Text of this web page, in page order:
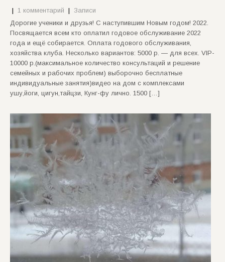
| 1 комментарий | Записи
Дорогие ученики и друзья! С наступившим Новым годом! 2022.
Посвящается всем кто оплатил годовое обслуживание 2022
года и ещё собирается. Оплата годового обслуживания,
хозяйства клуба. Несколько вариантов: 5000 р. — для всех. VIP-
10000 р.(максимальное количество консультаций и решение
семейных и рабочих проблем) выборочно бесплатные
индивидуальные занятия)видео на дом с комплексами
ушу,йоги, цигун,тайцзи, Кунг-фу лично. 1500 […]